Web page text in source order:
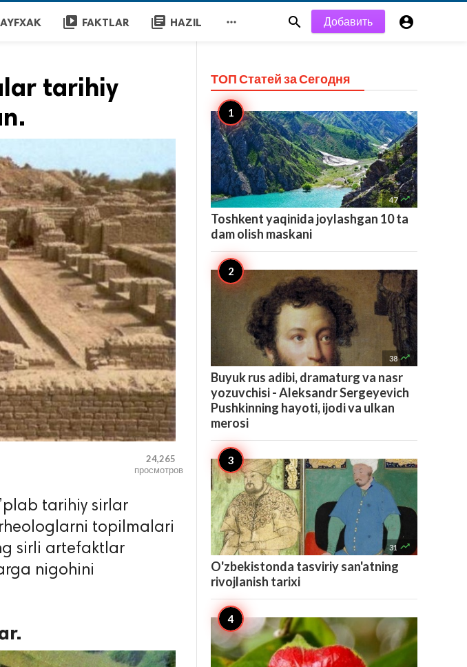
video_library FAKTLAR library_books HAZIL   Добавить 
tarihiy
24,265
просмотров
tarihiy sirlar
topilmalari
sirli artefaktlar
nigohini
ТОП Статей заСегодня
47 
Toshkent yaqinida joylashgan 10 ta
dam olish maskani
38 
Buyuk rus adibi, dramaturg va nasr
yozuvchisi - Aleksandr Sergeyevich
Pushkinning hayoti, ijodi va ulkan
merosi
31 
O'zbekistonda tasviriy san'atning
rivojlanish tarixi